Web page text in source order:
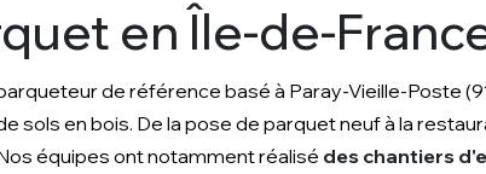
en Île-de-
de référence basé à Paray-Vieille-Poste
sols en bois. De la pose de parquet neuf à la
équipes ont notamment réalisé des chantiers